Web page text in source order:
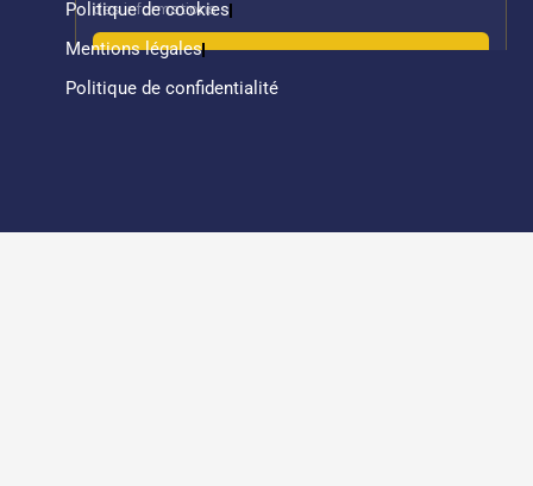
Politique de cookies
Mentions légales
Politique de confidentialité